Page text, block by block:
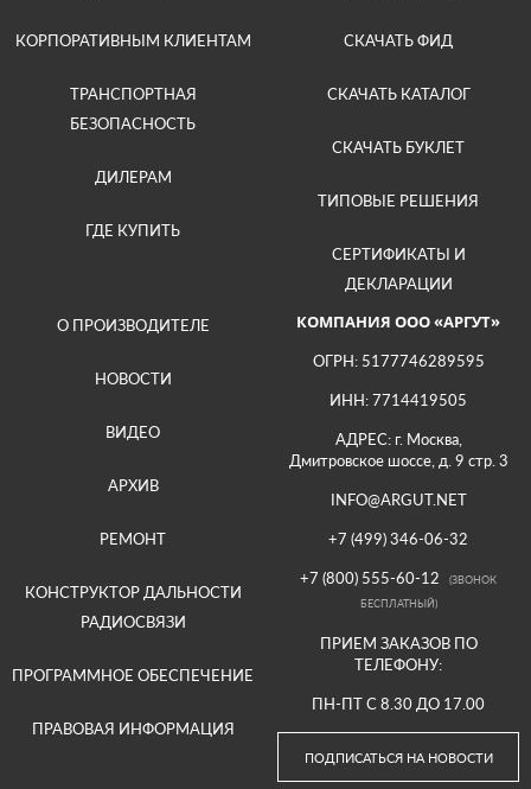
КОРПОРАТИВНЫМ КЛИЕНТАМ
ТРАНСПОРТНАЯ
БЕЗОПАСНОСТЬ
ДИЛЕРАМ
ГДЕ КУПИТЬ
СКАЧАТЬ ФИД
СКАЧАТЬ КАТАЛОГ
СКАЧАТЬ БУКЛЕТ
ТИПОВЫЕ РЕШЕНИЯ
СЕРТИФИКАТЫ И
ДЕКЛАРАЦИИ
О ПРОИЗВОДИТЕЛЕ
НОВОСТИ
ВИДЕО
АРХИВ
РЕМОНТ
КОНСТРУКТОР ДАЛЬНОСТИ
РАДИОСВЯЗИ
ПРОГРАММНОЕ ОБЕСПЕЧЕНИЕ
ПРАВОВАЯ ИНФОРМАЦИЯ
КОМПАНИЯ ООО «АРГУТ»
ОГРН: 5177746289595
ИНН: 7714419505
АДРЕС: г. Москва,
Дмитровское шоссе, д. 9 стр. 3
INFO@ARGUT.NET
+7 (499) 346-06-32
+7 (800) 555-60-12
(ЗВОНОК
БЕСПЛАТНЫЙ)
ПРИЕМ ЗАКАЗОВ ПО
ТЕЛЕФОНУ:
ПН-ПТ С 8.30 ДО 17.00
ПОДПИСАТЬСЯ НА НОВОСТИ